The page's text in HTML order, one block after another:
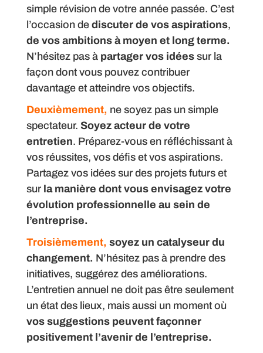
simple révision de votre année passée. C’est
l’occasion de discuter de vos aspirations,
de vos ambitions à moyen et long terme.
N’hésitez pas à partager vos idéessur la
façon dont vous pouvez contribuer
davantage et atteindre vos objectifs.
Deuxièmement, ne soyez pas un simple
spectateur. Soyez acteur de votre
entretien. Préparez-vous en réfléchissant à
vos réussites, vos défis et vos aspirations.
Partagez vos idées sur des projets futurs et
sur la manière dont vous envisagez votre
évolution professionnelle au sein de
l’entreprise.
Troisièmement, soyez un catalyseur du
changement. N’hésitez pas à prendre des
initiatives, suggérez des améliorations.
L’entretien annuel ne doit pas être seulement
un état des lieux, mais aussi un moment où
vos suggestions peuvent façonner
positivement l’avenir de l’entreprise.